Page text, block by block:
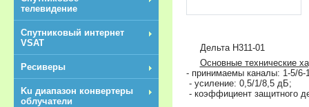
Дельта Н311-01
Основные технические
- принимаемы каналы: 1-5/6-
- усиление: 0,5/1/8,5 дБ;
- коэффициент защитного
телевидение
Спутниковый интернет
VSAT
Ресиверы
Ku диапазон конвертеры
облучатели